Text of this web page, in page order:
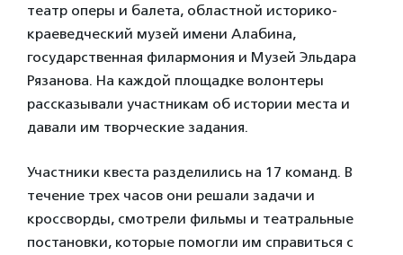
театр оперы и балета, областной историко-
краеведческий музей имени Алабина,
государственная филармония и Музей Эльдара
Рязанова. На каждой площадке волонтеры
рассказывали участникам об истории места и
давали им творческие задания.
Участники квеста разделились на 17 команд. В
течение трех часов они решали задачи и
кроссворды, смотрели фильмы и театральные
постановки, которые помогли им справиться с